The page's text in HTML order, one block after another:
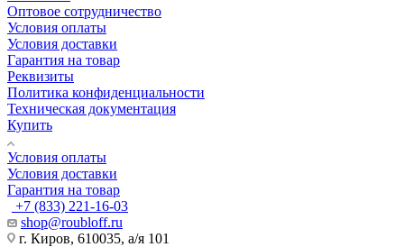
Оптовое сотрудничество
Условия оплаты
Условия доставки
Гарантия на товар
Реквизиты
Политика конфиденциальности
Техническая документация
Купить
Условия оплаты
Условия доставки
Гарантия на товар
+7 (833) 221-16-03
shop@roubloff.ru
г. Киров, 610035, а/я 101